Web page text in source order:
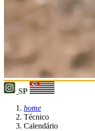
SP
home
Técnico
Calendário